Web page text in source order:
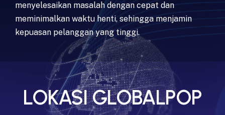
menyelesaikan masalah dengan cepat dan
meminimalkan waktu henti, sehingga menjamin
kepuasan pelanggan yang tinggi.
LOKASI GLOBALPOP